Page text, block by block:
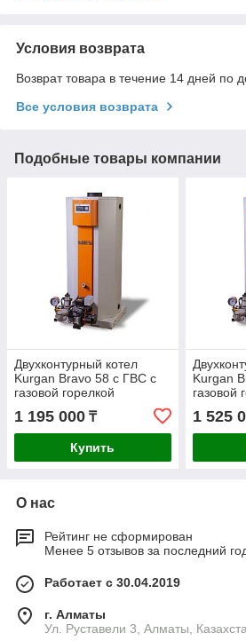
Условия возврата
Возврат товара в течение 14 дней по
Все условия возврата
Подобные товары компании
Двухконтурный котел
Kurgan Bravo 58 с ГВС с
газовой горелкой
1 195 000 ₸
Купить
Kurgan
газовой
1 525
О нас
Рейтинг не сформирован
Менее 5 отзывов за последний
Работает с 30.04.2019
г. Алматы
Ул. Руставели 3, Алматы,